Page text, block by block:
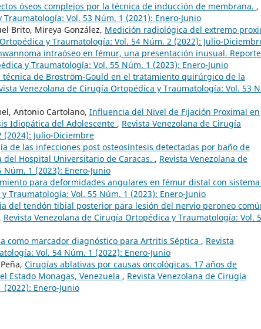
óseos complejos por la técnica de inducción de membrana. ,
Vol. 53 Núm. 1 (2021): Enero-Junio
Brito, Mireya González, Medición radiológica del extremo
y Traumatología: Vol. 54 Núm. 2 (2022): Julio-
intraóseo en fémur, una presentación inusual.
y Traumatología: Vol. 55 Núm. 1 (2023): Enero-Junio
técnica de Broström-Gould en el tratamiento quirúrgico de la
Venezolana de Cirugía Ortopédica y Traumatología: Vol. 53
Antonio Cartolano, Influencia del Nivel de Fijación Proximal en
Idiopática del Adolescente , Revista Venezolana de Cirugía
Julio-Diciembre
de las infecciones post osteosíntesis detectadas por baño de
Hospital Universitario de Caracas. , Revista Venezolana de
1 (2023): Enero-Junio
para deformidades angulares en fémur distal con sistema
Traumatología: Vol. 55 Núm. 1 (2023): Enero-Junio
del tendón tibial posterior para lesión del nervio peroneo
, Revista Venezolana de Cirugía Ortopédica y Traumatología: Vol.
como marcador diagnóstico para Artritis Séptica , Revista
Vol. 54 Núm. 1 (2022): Enero-Junio
Cirugías ablativas por causas oncológicas. 17 años de
Estado Monagas, Venezuela , Revista Venezolana de Cirugía
Enero-Junio